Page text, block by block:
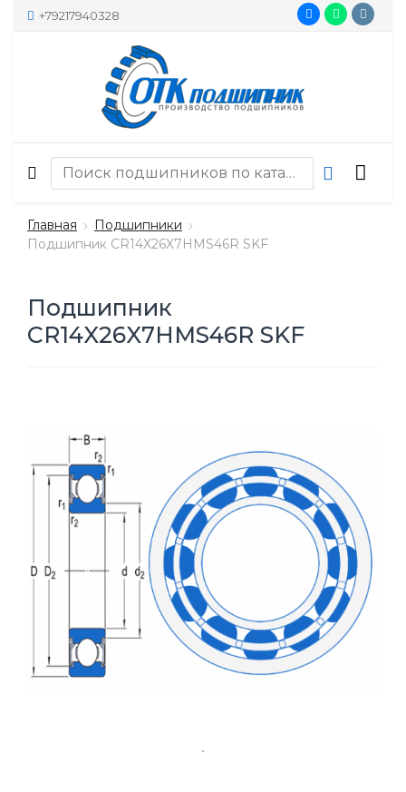
+79217940328
Главная
Подшипники
Подшипник CR14X26X7HMS46R SKF
Подшипник
CR14X26X7HMS46R SKF